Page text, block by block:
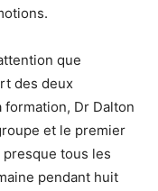
que
des deux
formation, Dr Dalton
et le premier
presque tous les
pendant huit